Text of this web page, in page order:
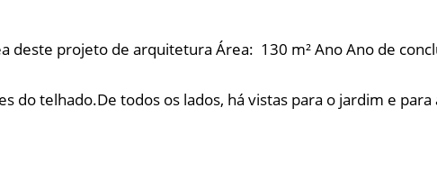
projeto de arquitetura Área: 130 m² Ano Ano de
telhado.De todos os lados, há vistas para o jardim e